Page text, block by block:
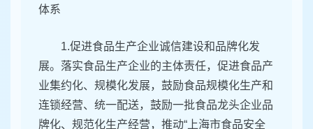
体系
1.促进食品生产企业诚信建设和品牌化发
展。落实食品生产企业的主体责任，促进食品产
业集约化、规模化发展，鼓励食品规模化生产和
连锁经营、统一配送，鼓励一批食品龙头企业品
牌化、规范化生产经营，推动“上海市食品安全